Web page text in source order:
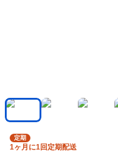
定期
1ヶ月に1回定期配送